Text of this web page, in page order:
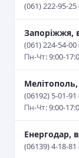
(061) 222-95-25
Запоріжжя,
(061) 224-54-
Пн-Чт: 9:00-
(06192) 5-01-
Пн-Чт: 9:00-
Енергодар,
(06139) 4-18-